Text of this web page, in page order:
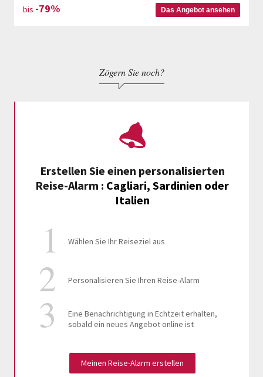
bis -79% Das Angebot ansehen
Zögern Sie noch?
Erstellen Sie einen personalisierten
Reise-Alarm : Cagliari, Sardinien oder
Italien
Wählen Sie Ihr Reiseziel aus
Personalisieren Sie Ihren Reise-Alarm
Eine Benachrichtigung in Echtzeit erhalten,
sobald ein neues Angebot online ist
Meinen Reise-Alarm erstellen